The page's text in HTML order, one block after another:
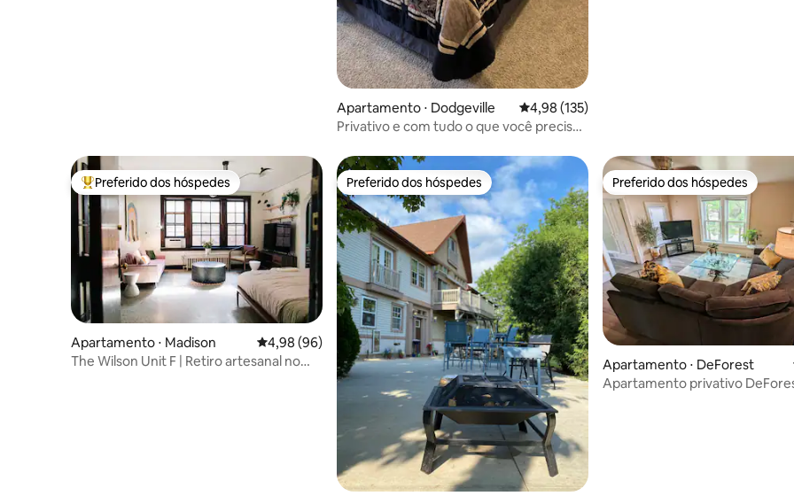
Apartamento ⋅ Dodgeville 4,98 de uma avaliação média de 5, 135
4,98 (135)
Privativo e com tudo o que você precisa
Entre os melhores preferidos dos hóspedes
Preferido dos hóspedes
Apartamento ⋅ Madison 4,98 de uma avaliação média de 5, 96 avaliações
4,98 (96)
The Wilson Unit F | Retiro artesanal no
Preferido dos hóspedes
Preferido dos hóspedes Preferido dos hóspedes
Preferido dos hóspedes
Apartamento ⋅ DeForest
Apartamento privativo